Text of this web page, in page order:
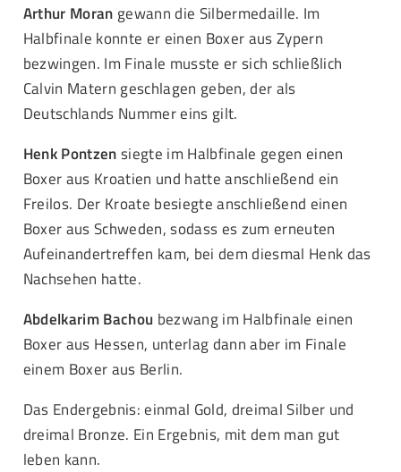
Arthur Moran gewann die Silbermedaille. Im
Halbfinale konnte er einen Boxer aus Zypern
bezwingen. Im Finale musste er sich schließlich
Calvin Matern geschlagen geben, der als
Deutschlands Nummer eins gilt.
Henk Pontzensiegte im Halbfinale gegen einen
Boxer aus Kroatien und hatte anschließend ein
Freilos. Der Kroate besiegte anschließend einen
Boxer aus Schweden, sodass es zum erneuten
Aufeinandertreffen kam, bei dem diesmal Henk das
Nachsehen hatte.
Abdelkarim Bachou bezwang im Halbfinale einen
Boxer aus Hessen, unterlag dann aber im Finale
einem Boxer aus Berlin.
Das Endergebnis: einmal Gold, dreimal Silber und
dreimal Bronze. Ein Ergebnis, mit dem man gut
leben kann.